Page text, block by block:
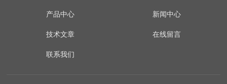
产品中心 新闻中心
技术文章 在线留言
联系我们